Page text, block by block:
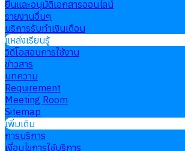
ยื่นและอนุมัติเอกสารออนไลน์
รายงานอื่นๆ
บริการรับทำเงินเดือน
แหล่งเรียนรู้
วิดีโอสอนการใช้งาน
ข่าวสาร
บทความ
Requirement
Meeting Room
Sitemap
เพิ่มเติม
การบริการ
เงื่อนไขการใช้บริการ